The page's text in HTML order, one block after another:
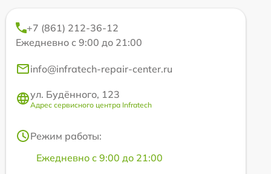
+7 (861) 212-36-12
Ежедневно с 9:00 до 21:00
info@infratech-repair-center.ru
ул. Будённого, 123
Адрес сервисного центра Infratech
Режим работы:
Ежедневно с 9:00 до 21:00